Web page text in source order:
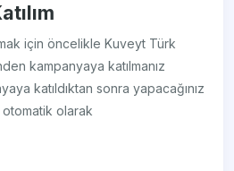
için öncelikle Kuveyt Türk
kampanyaya katılmanız
katıldıktan sonra yapacağınız
otomatik olarak